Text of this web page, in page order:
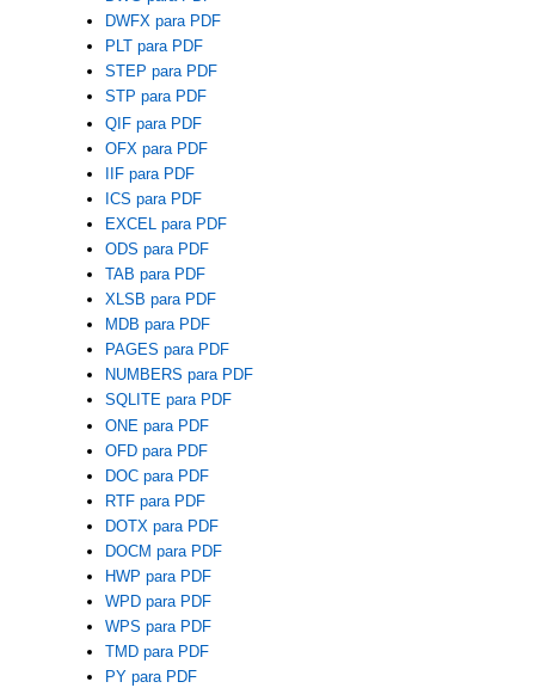
DWFX para PDF
PLT para PDF
STEP para PDF
STP para PDF
QIF para PDF
OFX para PDF
IIF para PDF
ICS para PDF
EXCEL para PDF
ODS para PDF
TAB para PDF
XLSB para PDF
MDB para PDF
PAGES para PDF
NUMBERS para PDF
SQLITE para PDF
ONE para PDF
OFD para PDF
DOC para PDF
RTF para PDF
DOTX para PDF
DOCM para PDF
HWP para PDF
WPD para PDF
WPS para PDF
TMD para PDF
PY para PDF